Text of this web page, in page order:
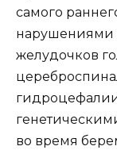
самого
нарушениями
желудочков
во время